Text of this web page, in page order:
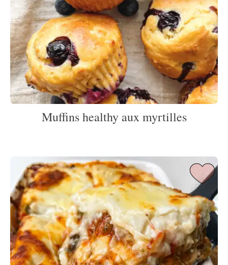
Muffins healthy aux myrtilles